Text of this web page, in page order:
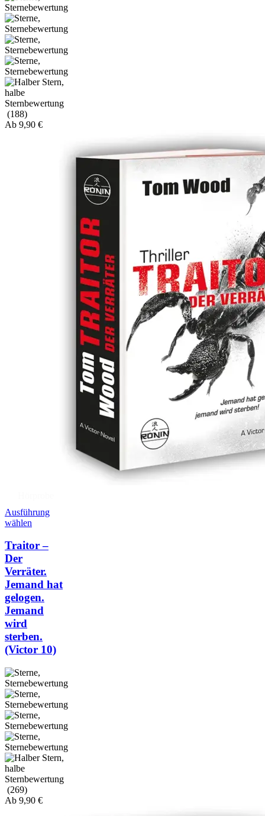
(188)
Ab 9,90 €
Ausführung
wählen
Traitor –
Der
Verräter.
Jemand hat
gelogen.
Jemand
wird
sterben.
(Victor 10)
(269)
Ab 9,90 €